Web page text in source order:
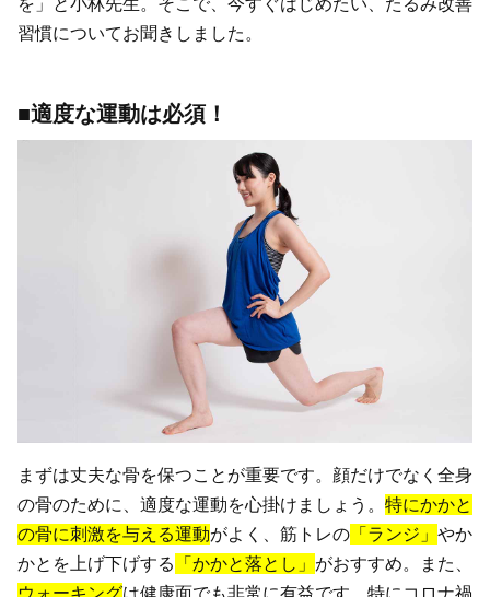
習慣についてお聞きしました。
■適度な運動は必須！
まずは丈夫な骨を保つことが重要です。顔だけでなく全身
の骨のために、適度な運動を心掛けましょう。 特にかかと
の骨に刺激を与える運動がよく、筋トレの 「ランジ」 やか
かとを上げ下げする 「かかと落とし」 がおすすめ。また、